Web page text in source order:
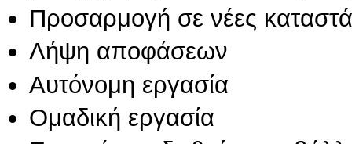
Προσαρμογή σε νέες
Λήψη αποφάσεων
Αυτόνομη εργασία
Ομαδική εργασία